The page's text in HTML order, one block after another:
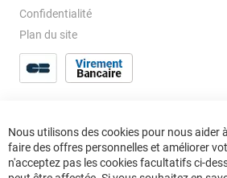
Confidentialité
Plan du site
Nous utilisons des cookies pour nous aider
faire des offres personnelles et améliorer
n'acceptez pas les cookies facultatifs ci-